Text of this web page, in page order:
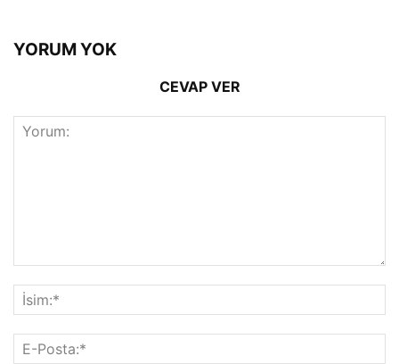
YORUM YOK
CEVAP VER